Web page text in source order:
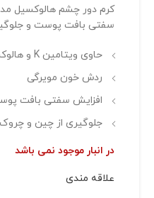
سفتی بافت پوست و
حاوی ویتامین K و هالوکسیل
ردش خون مویرگی
افزایش سفتی بافت
جلوگیری از چین و
در انبار موجود نمی باشد
علاقه مندی